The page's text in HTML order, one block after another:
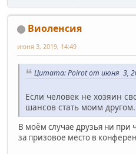
Виоленсия
июня 3, 2019, 14:49
Цитата: Poirot от июня 3,
Если человек не хозяин
шансов стать моим другом.
В моём случае друзья ни
за призовое место в